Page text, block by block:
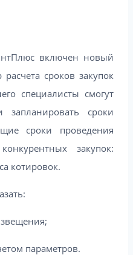
включен новый
расчета сроков закупок
специалисты смогут
запланировать сроки
сроки проведения
закупок:
котировок.
параметров.